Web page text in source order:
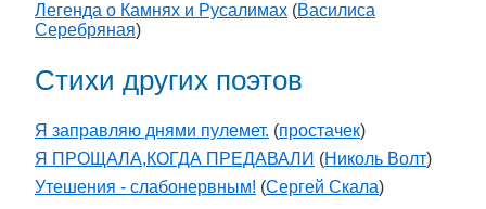
Легенда о Камнях и Русалимах (Василиса
Серебряная)
Стихи других поэтов
Я заправляю днями пулемет. (простачек)
Я ПРОЩАЛА,КОГДА ПРЕДАВАЛИ (Николь Волт)
Утешения - слабонервным! (Сергей Скала)